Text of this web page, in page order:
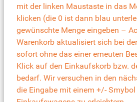
mit der linken Maustaste in das
klicken (die 0 ist dann blau
gewünschte Menge eingeben –
Warenkorb aktualisiert sich bei
sofort ohne das einer erneuten
Klick auf den Einkaufskorb bzw.
bedarf. Wir versuchen in den
die Eingabe mit einem +/-